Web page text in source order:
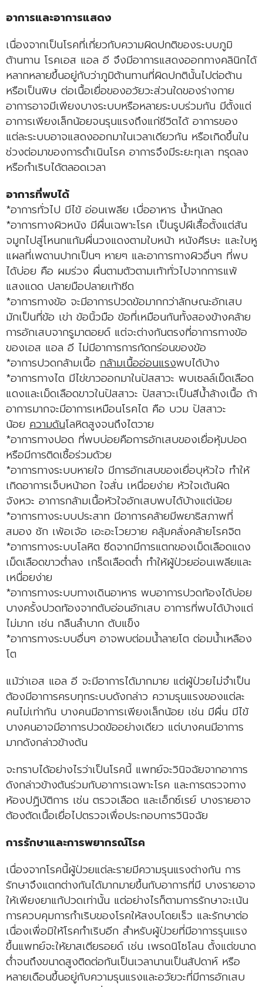
อาการและอาการแสดง
เนื่องจากเป็นโรคที่เกี่ยวกับความผิดปกติของระบบภูมิ
ต้านทาน โรคเอส แอล อี จึงมีอาการแสดงออกทางคลินิกได้
หลากหลายขึ้นอยู่กับว่าภูมิต้านทานที่ผิดปกตินั้นไปต่อต้าน
หรือเป็นพิษ ต่อเนื้อเยื่อของอวัยวะส่วนใดของร่างกาย
อาการอาจมีเพียงบางระบบหรือหลายระบบร่วมกัน มีตั้งแต่
อาการเพียงเล็กน้อยจนรุนแรงถึงแก่ชีวิตได้ อาการของ
แต่ละระบบอาจแสดงออกมาในเวลาเดียวกัน หรือเกิดขึ้นใน
ช่วงต่อมาของการดำเนินโรค อาการจึงมีระยะทุเลา ทรุดลง
หรือกำเริบได้ตลอดเวลา
อาการที่พบได้
*อาการทั่วไป มีไข้ อ่อนเพลีย เบื่ออาหาร น้ำหนักลด
*อาการทางผิวหนัง มีผื่นเฉพาะโรค เป็นรูปผีเสื้อตั้งแต่สัน
จมูกไปสู่โหนกแก้มผื่นวงแดงตามใบหน้า หนังศีรษะ และใบหู
แผลที่เพดานปากเป็นๆ หายๆ และอาการทางผิวอื่นๆ ที่พบ
ได้บ่อย คือ ผมร่วง ผื่นตามตัวตามเท้าทั่วไปจากการแพ้
แสงแดด ปลายมือปลายเท้าซีด
*อาการทางข้อ จะมีอาการปวดข้อมากกว่าลักษณะอักเสบ
มักเป็นที่ข้อ เข่า ข้อนิ้วมือ ข้อที่เหมือนกันทั้งสองข้างคล้าย
การอักเสบจากรูมาตอยด์ แต่จะต่างกันตรงที่อาการทางข้อ
ของเอส แอล อี ไม่มีอาการการกัดกร่อนของข้อ
*อาการปวดกล้ามเนื้อ กล้ามเนื้ออ่อนแรงพบได้บ้าง
*อาการทางไต มีไข่ขาวออกมาในปัสสาวะ พบเซลล์เม็ดเลือด
แดงและเม็ดเลือดขาวในปัสสาวะ ปัสสาวะเป็นสีน้ำล้างเนื้อ ถ้า
อาการมากจะมีอาการเหมือนโรคไต คือ บวม ปัสสาวะ
น้อย ความดันโลหิตสูงจนถึงไตวาย
*อาการทางปอด ที่พบบ่อยคือการอักเสบของเยื่อหุ้มปอด
หรือมีการติดเชื้อร่วมด้วย
*อาการทางระบบหายใจ มีการอักเสบของเยื่อบุหัวใจ ทำให้
เกิดอาการเจ็บหน้าอก ใจสั่น เหนื่อยง่าย หัวใจเต้นผิด
จังหวะ อาการกล้ามเนื้อหัวใจอักเสบพบได้บ้างแต่น้อย
*อาการทางระบบประสาท มีอาการคล้ายมีพยาธิสภาพที่
สมอง ชัก เพ้อเจ้อ เอะอะโวยวาย คลุ้มคลั่งคล้ายโรคจิต
*อาการทางระบบโลหิต ซีดจากมีการแตกของเม็ดเลือดแดง
เม็ดเลือดขาวต่ำลง เกร็ดเลือดต่ำ ทำให้ผู้ป่วยอ่อนเพลียและ
เหนื่อยง่าย
*อาการทางระบบทางเดินอาหาร พบอาการปวดท้องได้บ่อย
บางครั้งปวดท้องจากตับอ่อนอักเสบ อาการที่พบได้บ้างแต่
ไม่มาก เช่น กลืนลำบาก ตับแข็ง
*อาการทางระบบอื่นๆ อาจพบต่อมน้ำลายโต ต่อมน้ำเหลือง
โต
แม้ว่าเอส แอล อี จะมีอาการได้มากมาย แต่ผู้ป่วยไม่จำเป็น
ต้องมีอาการครบทุกระบบดังกล่าว ความรุนแรงของแต่ละ
คนไม่เท่ากัน บางคนมีอาการเพียงเล็กน้อย เช่น มีผื่น มีไข้
บางคนอาจมีอาการปวดข้ออย่างเดียว แต่บางคนมีอาการ
มากดังกล่าวข้างต้น
จะทราบได้อย่างไรว่าเป็นโรคนี้ แพทย์จะวินิจฉัยจากอาการ
ดังกล่าวข้างต้นร่วมกับอาการเฉพาะโรค และการตรวจทาง
ห้องปฏิบัติการ เช่น ตรวจเลือด และเอ็กซ์เรย์ บางรายอาจ
ต้องตัดเนื้อเยื่อไปตรวจเพื่อประกอบการวินิจฉัย
การรักษาและการพยากรณ์โรค
เนื่องจากโรคนี้ผู้ป่วยแต่ละรายมีความรุนแรงต่างกัน การ
รักษาจึงแตกต่างกันได้มากมายขึ้นกับอาการที่มี บางรายอาจ
ให้เพียงยาแก้ปวดเท่านั้น แต่อย่างไรก็ตามการรักษาจะเน้น
การควบคุมการกำเริบของโรคให้สงบโดยเร็ว และรักษาต่อ
เนื่องเพื่อมิให้โรคกำเริบอีก สำหรับผู้ป่วยที่มีอาการรุนแรง
ขึ้นแพทย์จะให้ยาสเตียรอยด์ เช่น เพรดนิโซโลน ตั้งแต่ขนาด
ต่ำจนถึงขนาดสูงติดต่อกันเป็นเวลานานเป็นสัปดาห์ หรือ
หลายเดือนขึ้นอยู่กับความรุนแรงและอวัยวะที่มีการอักเสบ